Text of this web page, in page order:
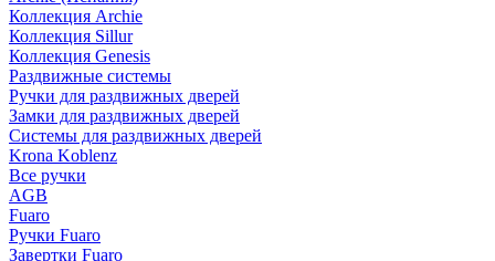
Коллекция Archie
Коллекция Sillur
Коллекция Genesis
Раздвижные системы
Ручки для раздвижных дверей
Замки для раздвижных дверей
Системы для раздвижных дверей
Krona Koblenz
Все ручки
AGB
Fuaro
Ручки Fuaro
Завертки Fuaro